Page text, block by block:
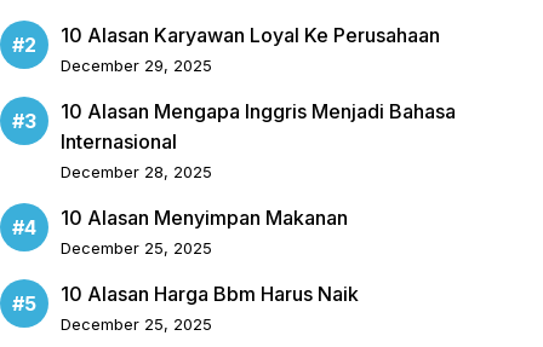
10 Alasan Karyawan Loyal Ke Perusahaan
December 29, 2025
10 Alasan Mengapa Inggris Menjadi Bahasa
Internasional
December 28, 2025
10 Alasan Menyimpan Makanan
December 25, 2025
10 Alasan Harga Bbm Harus Naik
December 25, 2025